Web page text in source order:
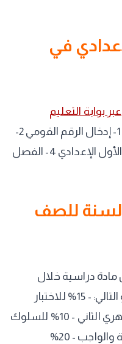
في
عبر بوابة التعليم
فور اعتمادها، وتشمل: 1- إدخال الرقم القومي 2-
اختيار المرحلة الإعدادية 3- الصف الأول الإعدادي 4- الفصل
للصف
كل مادة دراسية خلال
الفصل الدراسي، وتوزع على النحو التالي: - 15% للاختبار
الشهري الأول - 15% للاختبار الشهري الثاني - 10% للسلوك
والمواظبة - 10% لكشكول الحصة والواجب - 20%